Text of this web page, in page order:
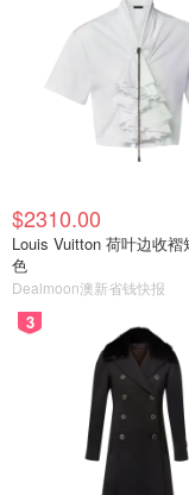
$2310.00
Louis Vuitton 荷叶边收褶
色
Dealmoon澳新省钱快报
3